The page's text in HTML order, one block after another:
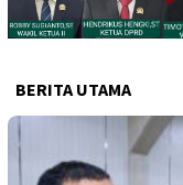
BERITA UTAMA